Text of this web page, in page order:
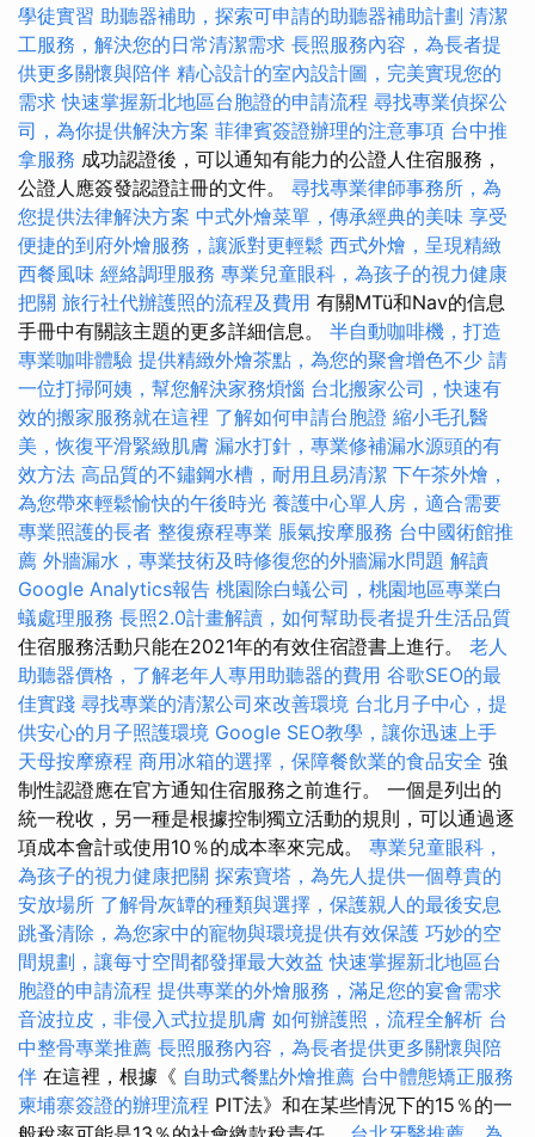
學徒實習 助聽器補助，探索可申請的助聽器補助計劃 清潔
工服務，解決您的日常清潔需求 長照服務內容，為長者提
供更多關懷與陪伴 精心設計的室內設計圖，完美實現您的
需求 快速掌握新北地區台胞證的申請流程 尋找專業偵探公
司，為你提供解決方案 菲律賓簽證辦理的注意事項 台中推
拿服務 成功認證後，可以通知有能力的公證人住宿服務，
公證人應簽發認證註冊的文件。 尋找專業律師事務所，為
您提供法律解決方案 中式外燴菜單，傳承經典的美味 享受
便捷的到府外燴服務，讓派對更輕鬆 西式外燴，呈現精緻
西餐風味 經絡調理服務 專業兒童眼科，為孩子的視力健康
把關 旅行社代辦護照的流程及費用 有關MTü和Nav的信息
手冊中有關該主題的更多詳細信息。 半自動咖啡機，打造
專業咖啡體驗 提供精緻外燴茶點，為您的聚會增色不少 請
一位打掃阿姨，幫您解決家務煩惱 台北搬家公司，快速有
效的搬家服務就在這裡 了解如何申請台胞證 縮小毛孔醫
美，恢復平滑緊緻肌膚 漏水打針，專業修補漏水源頭的有
效方法 高品質的不鏽鋼水槽，耐用且易清潔 下午茶外燴，
為您帶來輕鬆愉快的午後時光 養護中心單人房，適合需要
專業照護的長者 整復療程專業 脹氣按摩服務 台中國術館推
薦 外牆漏水，專業技術及時修復您的外牆漏水問題 解讀
Google Analytics報告 桃園除白蟻公司，桃園地區專業白
蟻處理服務 長照2.0計畫解讀，如何幫助長者提升生活品質
住宿服務活動只能在2021年的有效住宿證書上進行。 老人
助聽器價格，了解老年人專用助聽器的費用 谷歌SEO的最
佳實踐 尋找專業的清潔公司來改善環境 台北月子中心，提
供安心的月子照護環境 Google SEO教學，讓你迅速上手
天母按摩療程 商用冰箱的選擇，保障餐飲業的食品安全 強
制性認證應在官方通知住宿服務之前進行。 一個是列出的
統一稅收，另一種是根據控制獨立活動的規則，可以通過逐
項成本會計或使用10％的成本率來完成。 專業兒童眼科，
為孩子的視力健康把關 探索寶塔，為先人提供一個尊貴的
安放場所 了解骨灰罈的種類與選擇，保護親人的最後安息
跳蚤清除，為您家中的寵物與環境提供有效保護 巧妙的空
間規劃，讓每寸空間都發揮最大效益 快速掌握新北地區台
胞證的申請流程 提供專業的外燴服務，滿足您的宴會需求
音波拉皮，非侵入式拉提肌膚 如何辦護照，流程全解析 台
中整骨專業推薦 長照服務內容，為長者提供更多關懷與陪
伴 在這裡，根據《 自助式餐點外燴推薦 台中體態矯正服務
柬埔寨簽證的辦理流程 PIT法》和在某些情況下的15％的一